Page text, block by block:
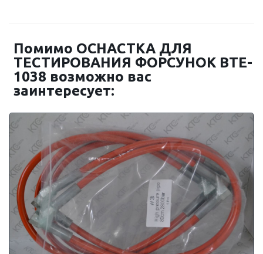
Помимо ОСНАСТКА ДЛЯ
ТЕСТИРОВАНИЯ ФОРСУНОК BTE-
1038 возможно вас
заинтересует: